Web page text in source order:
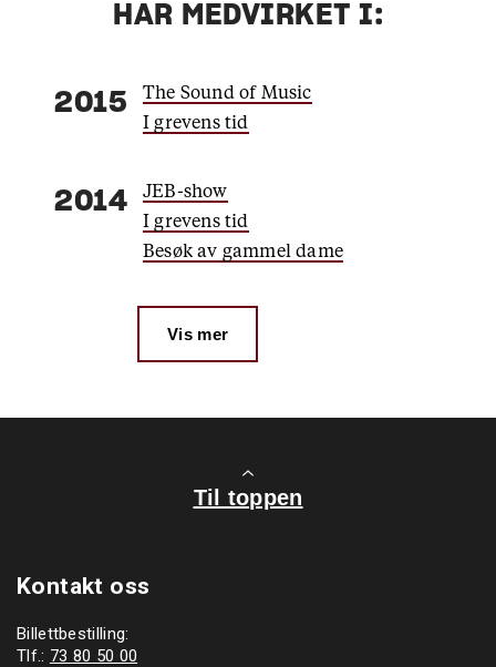
HAR MEDVIRKET I:
2015
The Sound of Music
I grevens tid
2014
JEB-show
I grevens tid
Besøk av gammel dame
Vis mer
Til toppen
Kontakt oss
Billettbestilling:
Tlf.: 73 80 50 00